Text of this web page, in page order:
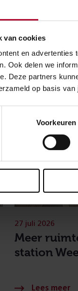
van cookies
en
Ook delen we
Deze partners
op basis
Voorkeuren
Meer
station
27 juli 2026